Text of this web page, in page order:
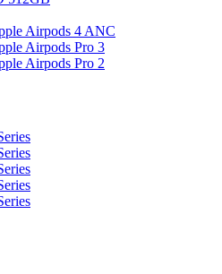
Airpods 4 ANC
Airpods Pro 3
Airpods Pro 2